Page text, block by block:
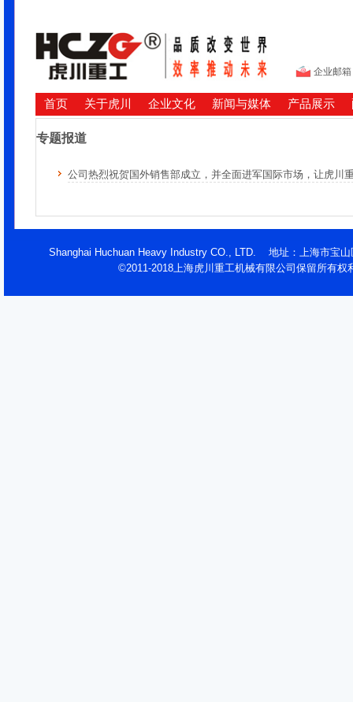
企业邮箱
首页 关于虎川 企业文化 新闻与媒体 产品展示
专题报道
公司热烈祝贺国外销售部成立，并全面进军国际市场，让虎川
Shanghai Huchuan Heavy Industry CO., LTD. 地址：上海市宝
©2011-2018上海虎川重工机械有限公司保留